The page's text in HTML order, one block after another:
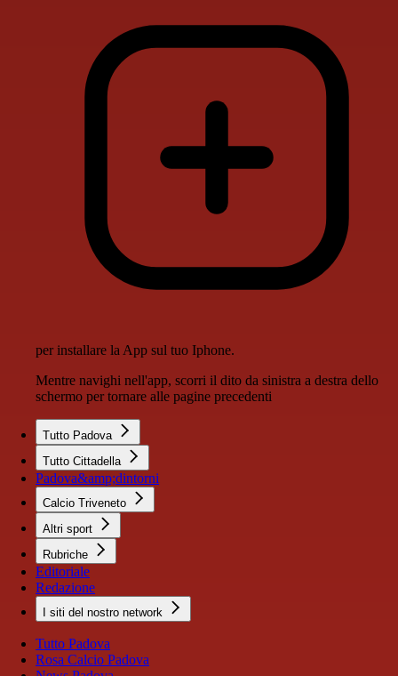
per installare la App sul tuo Iphone.
Mentre navighi nell'app, scorri il dito da sinistra a destra dello
schermo per tornare alle pagine precedenti
Tutto Padova
Tutto Cittadella
Padova&amp;dintorni
Calcio Triveneto
Altri sport
Rubriche
Editoriale
Redazione
I siti del nostro network
Tutto Padova
Rosa Calcio Padova